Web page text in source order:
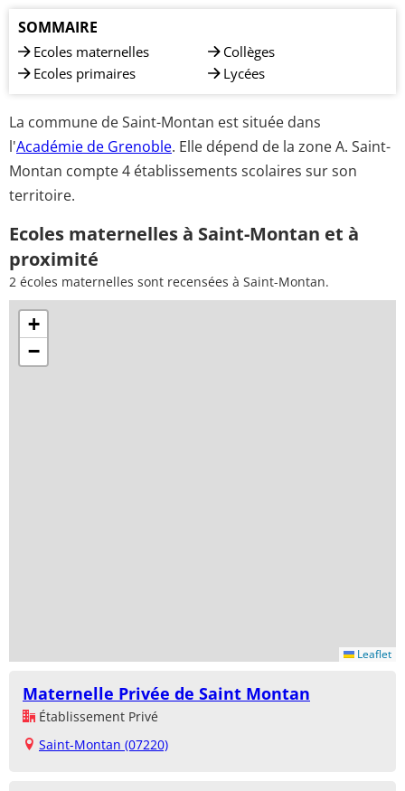
SOMMAIRE
Ecoles maternelles
Ecoles primaires
Collèges
Lycées
La commune de Saint-Montan est située dans
l'Académie de Grenoble. Elle dépend de la zone A. Saint-
Montan compte 4 établissements scolaires sur son
territoire.
Ecoles maternelles à Saint-Montan et à
proximité
2 écoles maternelles sont recensées à Saint-Montan.
+
−
Leaflet
Maternelle Privée de Saint Montan
Établissement Privé
Saint-Montan (07220)